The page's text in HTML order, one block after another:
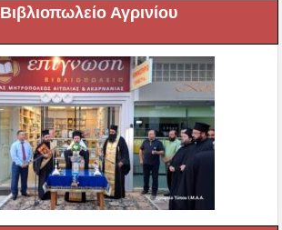
Βιβλιοπωλείο Αγρινίου